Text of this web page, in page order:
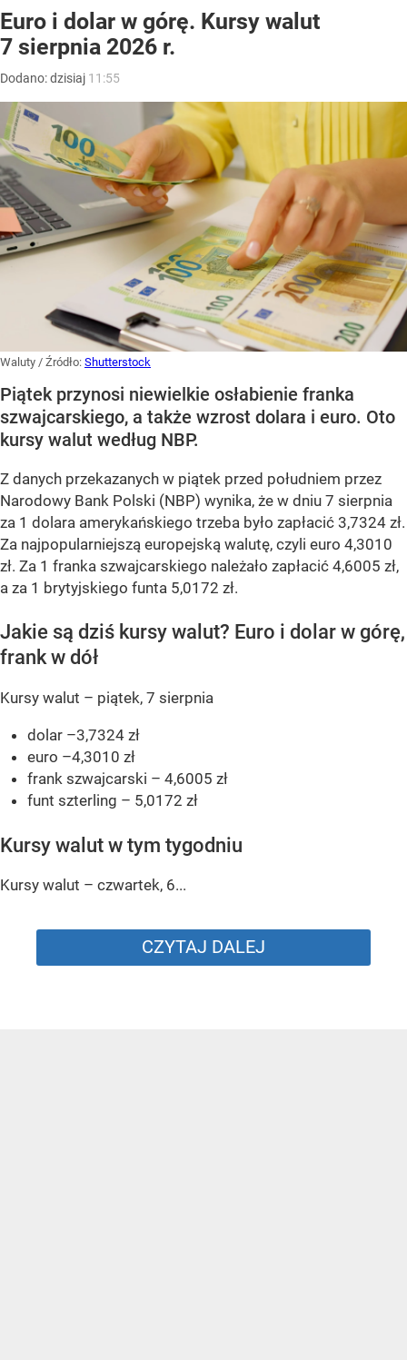
Euro i dolar w górę. Kursy walut
7 sierpnia 2026 r.
Dodano:dzisiaj 11:55
Waluty / Źródło: Shutterstock
Piątek przynosi niewielkie osłabienie franka
szwajcarskiego, a także wzrost dolara i euro. Oto
kursy walut według NBP.
Z danych przekazanych w piątek przed południem przez
Narodowy Bank Polski (NBP) wynika, że w dniu 7 sierpnia
za 1 dolara amerykańskiego trzeba było zapłacić 3,7324 zł.
Za najpopularniejszą europejską walutę, czyli euro 4,3010
zł. Za 1 franka szwajcarskiego należało zapłacić 4,6005 zł,
a za 1 brytyjskiego funta 5,0172 zł.
Jakie są dziś kursy walut? Euro i dolar w górę,
frank w dół
Kursy walut – piątek, 7 sierpnia
dolar –3,7324 zł
euro –4,3010 zł
frank szwajcarski – 4,6005 zł
funt szterling – 5,0172 zł
Kursy walut w tym tygodniu
Kursy walut – czwartek, 6...
CZYTAJ DALEJ